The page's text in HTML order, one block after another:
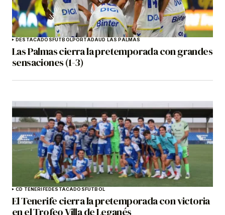
DESTACADOS FÚTBOLPORTADAUD LAS PALMAS
Las Palmas cierra la pretemporada con grandes
sensaciones (1-3)
CD TENERIFEDESTACADOS FÚTBOL
El Tenerife cierra la pretemporada con victoria
en el Trofeo Villa de Leganés